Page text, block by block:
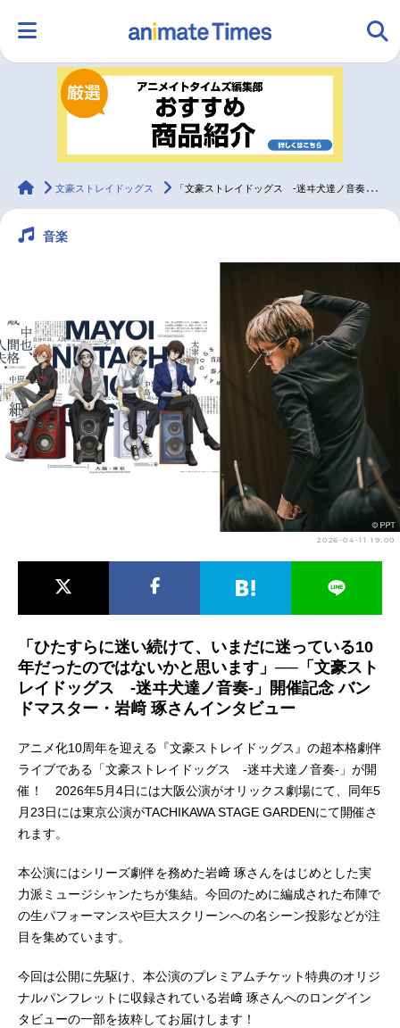
ランキング アニメ
ラジオ みんなの声
トレンド 無料マンガ
最新記事一覧
アニメ記事一覧 声優記事一覧
アニメ映画一覧 実写化映画一覧
今期アニメ曜日別一覧
夏アニメ
男性声優/女性声優一覧
animateTimes
文豪ストレイドッグス 「文豪ストレイドッグス -迷ヰ犬達ノ音奏-」岩﨑 琢インタビュー
音楽
2026-04-11 19:00
「ひたすらに迷い続けて、いまだに迷っている10
年だったのではないかと思います」──「文豪スト
レイドッグス -迷ヰ犬達ノ音奏-」開催記念 バン
ドマスター・岩﨑 琢さんインタビュー
アニメ化10周年を迎える『文豪ストレイドッグス』の超本格劇伴
ライブである「文豪ストレイドッグス -迷ヰ犬達ノ音奏-」が開
催！ 2026年5月4日には大阪公演がオリックス劇場にて、同年5
月23日には東京公演がTACHIKAWA STAGE GARDENにて開催さ
れます。
本公演にはシリーズ劇伴を務めた岩﨑 琢さんをはじめとした実
力派ミュージシャンたちが集結。今回のために編成された布陣で
の生パフォーマンスや巨大スクリーンへの名シーン投影などが注
目を集めています。
今回は公開に先駆け、本公演のプレミアムチケット特典のオリジ
ナルパンフレットに収録されている岩﨑 琢さんへのロングイン
タビューの一部を抜粋してお届けします！